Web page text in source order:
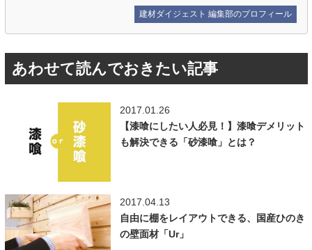
建材ダイジェスト 編集部のプロフィール
あわせて読んでおきたい記事
2017.01.26
【漆喰にしたい人必見！】漆喰デメリット
も解決できる「砂漆喰」とは？
2017.04.13
自由に棚をレイアウトできる、国産ひのき
の壁面材「Ur」